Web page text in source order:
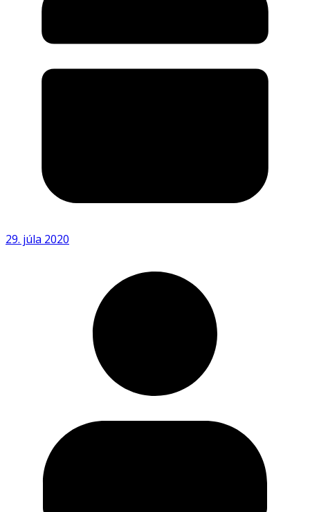
29. júla 2020